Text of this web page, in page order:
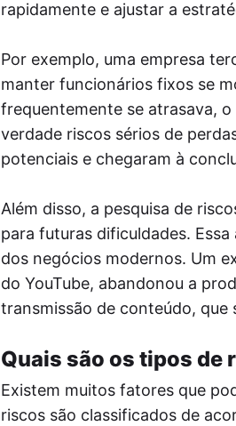
rapidamente e ajustar a
Por exemplo, uma empresa
manter funcionários fixos se
frequentemente se atrasava,
verdade riscos sérios de
potenciais e chegaram à
Além disso, a pesquisa de
para futuras dificuldades.
dos negócios modernos. Um
do YouTube, abandonou a
transmissão de conteúdo, que
Quais são os tipos de
Existem muitos fatores que
riscos são classificados de